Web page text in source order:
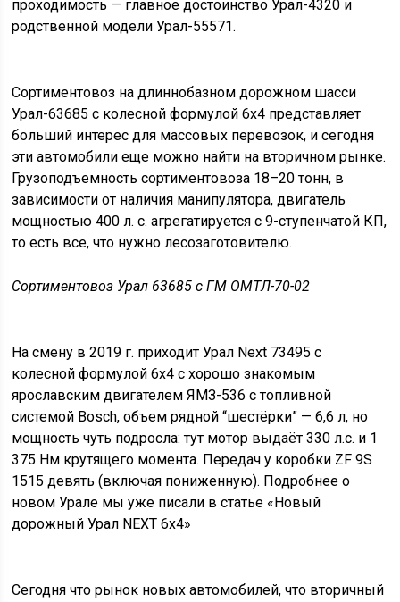
проходимость — главное достоинство Урал-4320 и
родственной модели Урал-55571.
Сортиментовоз на длиннобазном дорожном шасси
Урал-63685 с колесной формулой 6х4 представляет
больший интерес для массовых перевозок, и сегодня
эти автомобили еще можно найти на вторичном рынке.
Грузоподъемность сортиментовоза 18–20 тонн, в
зависимости от наличия манипулятора, двигатель
мощностью 400 л. с. агрегатируется с 9-ступенчатой КП,
то есть все, что нужно лесозаготовителю.
Сортиментовоз Урал 63685 с ГМ ОМТЛ-70-02
На смену в 2019 г. приходит Урал Next 73495 с
колесной формулой 6х4 с хорошо знакомым
ярославским двигателем ЯМЗ-536 с топливной
системой Bosch, объем рядной “шестёрки” — 6,6 л, но
мощность чуть подросла: тут мотор выдаёт 330 л.с. и 1
375 Нм крутящего момента. Передач у коробки ZF 9S
1515 девять (включая пониженную). Подробнее о
новом Урале мы уже писали в статье «Новый
дорожный Урал NEXT 6х4»
Сегодня что рынок новых автомобилей, что вторичный